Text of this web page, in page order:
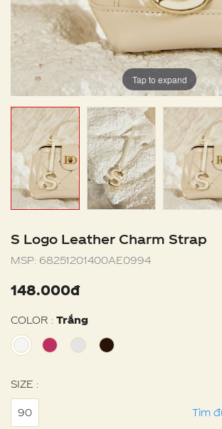
Tap to expand
S Logo Leather Charm Strap
MSP: 68251201400AE0994
148.000đ
COLOR : Trắng
SIZE :
90 Tìm